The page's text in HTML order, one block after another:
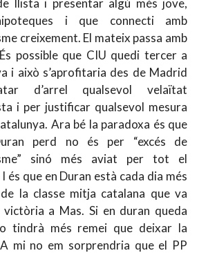
i que connecti amb
creixement. El mateix passa amb
possible que CIU quedi tercer a
i això s’aprofitaria des de Madrid
d’arrel qualsevol velaïtat
i per justificar qualsevol mesura
Ara bé la paradoxa és que
perd no és per “excés de
sinó més aviat per tot el
és que en Duran està cada dia més
la classe mitja catalana que va
a Mas. Si en duran queda
tindrà més remei que deixar la
mi no em sorprendria que el PP